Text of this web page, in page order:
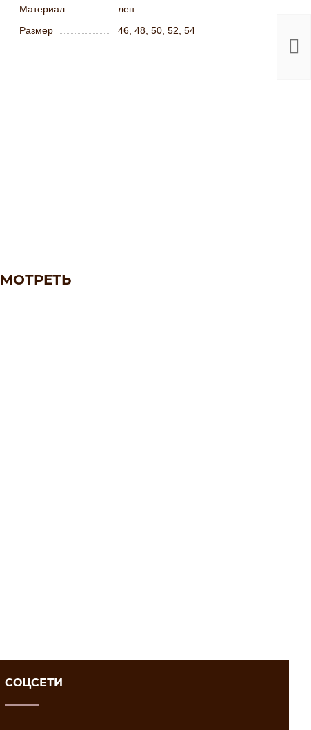
Материал
лен
Размер
46, 48, 50, 52, 54
СОЦСЕТИ